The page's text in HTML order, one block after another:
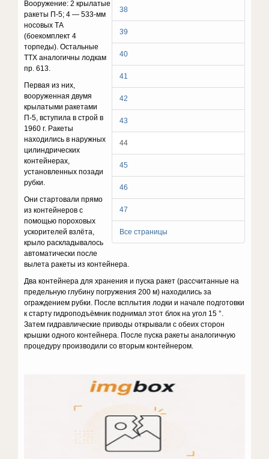
38
39
40
41
42
43
44
45
46
47
Все страницы
Вооружение: 2 крылатые
ракеты П-5; 4 — 533-мм
носовых ТА
(боекомплект 4
торпеды). Остальные
ТТХ аналогичны лодкам
пр. 613.
Первая из них,
вооруженная двумя
крылатыми ракетами
П-5, вступила в строй в
1960 г. Ракеты
находились в наружных
цилиндрических
контейнерах,
установленных позади
рубки.
Они стартовали прямо
из контейнеров с
помощью пороховых
ускорителей взлёта,
крыло раскладывалось
автоматически после
вылета ракеты из контейнера.
Два контейнера для хранения и пуска ракет (рассчитанные на
предельную глубину погружения 200 м) находились за
ограждением рубки. После всплытия лодки и начале подготовки
к стартугидроподъёмник поднимал этот блок на угол 15 °.
Затем гидравлические приводы открывали с обеих сторон
крышки одного контейнера. После пуска ракеты аналогичную
процедуру производили со вторым контейнером.